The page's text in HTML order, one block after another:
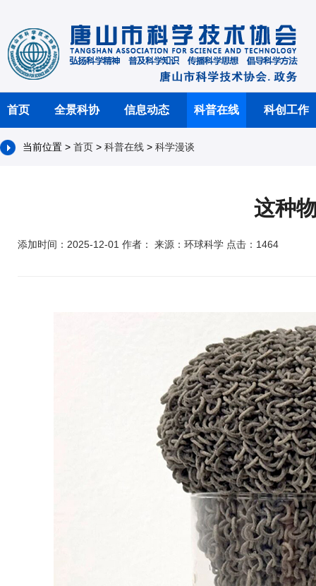
首页 全景科协 信息动态 科普在线 科创工作
当前位置 > 首页 > 科普在线 > 科学漫谈
这种
添加时间：2025-12-01 作者： 来源：环球科学 点击：1464